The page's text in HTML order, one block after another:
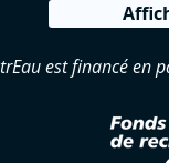
est financé en